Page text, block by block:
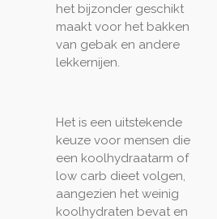
het bijzonder geschikt
maakt voor het bakken
van gebak en andere
lekkernijen.
Het is een uitstekende
keuze voor mensen die
een koolhydraatarm of
low carb dieet volgen,
aangezien het weinig
koolhydraten bevat en